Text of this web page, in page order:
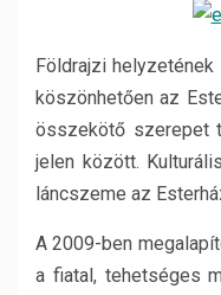
Földrajzi
köszönhetően az
összekötő szerepet
jelen között.
láncszeme az
A 2009-ben
a fiatal, tehetséges